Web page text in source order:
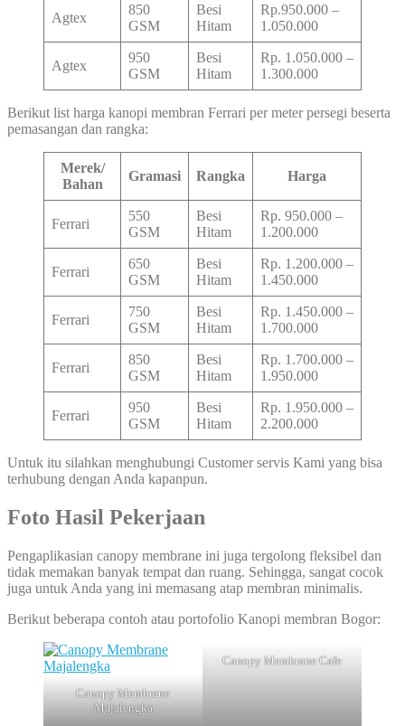
Agtex
850
GSM
Besi
Hitam
Rp.950.000 –
1.050.000
Agtex
950
GSM
Besi
Hitam
Rp. 1.050.000 –
1.300.000
Berikut list harga kanopi membran Ferrari per meter persegi beserta
pemasangan dan rangka:
Merek/
Bahan
Gramasi Rangka Harga
Ferrari
550
GSM
Besi
Hitam
Rp. 950.000 –
1.200.000
Ferrari
650
GSM
Besi
Hitam
Rp. 1.200.000 –
1.450.000
Ferrari
750
GSM
Besi
Hitam
Rp. 1.450.000 –
1.700.000
Ferrari
850
GSM
Besi
Hitam
Rp. 1.700.000 –
1.950.000
Ferrari
950
GSM
Besi
Hitam
Rp. 1.950.000 –
2.200.000
Untuk itu silahkan menghubungi Customer servis Kami yang bisa
terhubung dengan Anda kapanpun.
Foto Hasil Pekerjaan
Pengaplikasian canopy membrane ini juga tergolong fleksibel dan
tidak memakan banyak tempat dan ruang. Sehingga, sangat cocok
juga untuk Anda yang ini memasang atap membran minimalis.
Berikut beberapa contoh atau portofolio Kanopi membran Bogor:
Canopy Membrane
Majalengka
Canopy Membrane Cafe